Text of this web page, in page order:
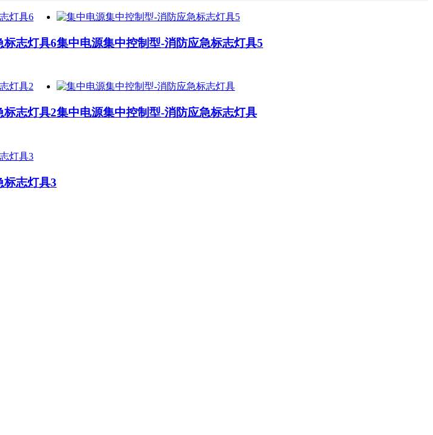
标志灯具6集中电源集中控制型-消防应急标志灯具5
标志灯具2集中电源集中控制型-消防应急标志灯具
标志灯具3